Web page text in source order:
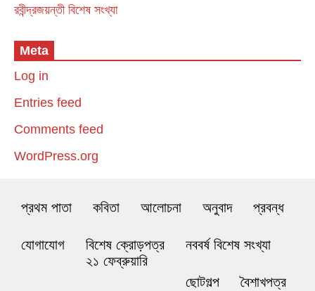
রবীন্দ্রজয়ন্তী বিশেষ সংখ্যা
Meta
Log in
Entries feed
Comments feed
WordPress.org
প্রথম পাতা কবিতা আলোচনা অনুবাদ প্রবন্ধ
যোগাযোগ
বিশেষ ক্রোড়পত্র
২১ ফেব্রুয়ারি
নববর্ষ বিশেষ সংখ্যা
ছোটগল্প বৈশাখপত্র